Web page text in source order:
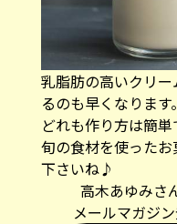
乳脂肪の高いクリ
るのも早くなります。
どれも作り方は簡単
旬の食材を使った
下さいね♪
高木あゆみさ
メールマガジ